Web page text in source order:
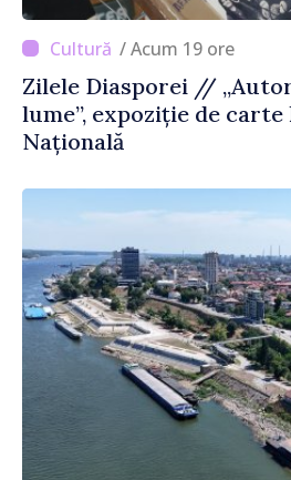
/ Acum 19 ore
Zilele Diasporei //
lume”, expoziție de
Națională